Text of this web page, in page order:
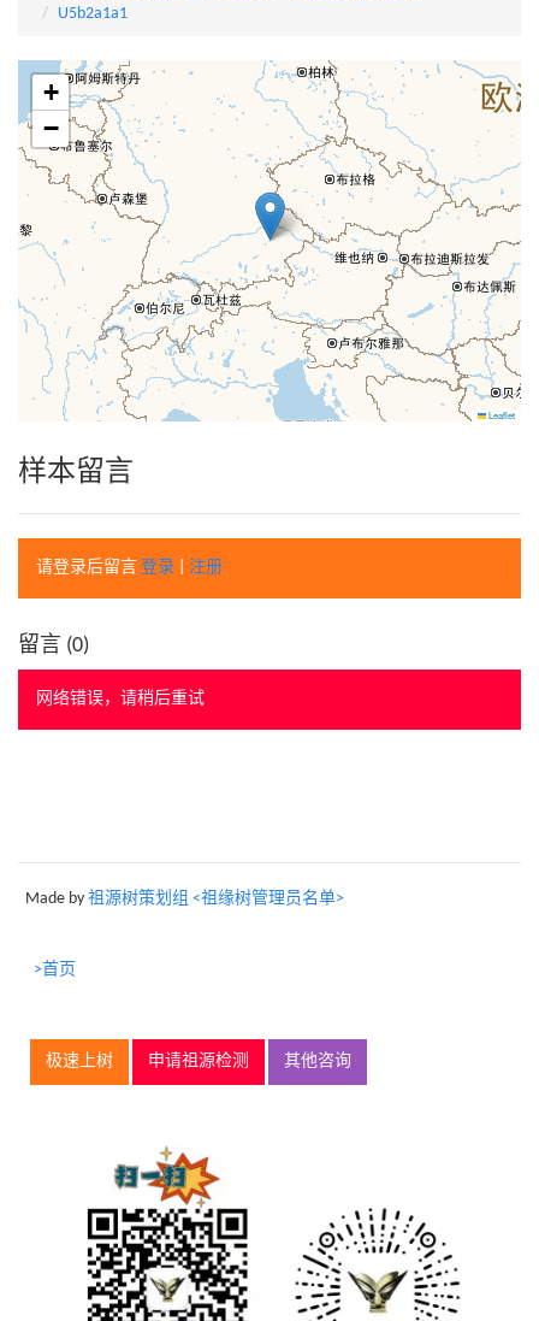
U5b2a1a1
+
−
Leaflet
样本留言
请登录后留言 登录 注册
留言 (0)
网络错误，请稍后重试
Made by 祖源树策划组 <祖缘树管理员名单>
>首页
极速上树 申请祖源检测 其他咨询